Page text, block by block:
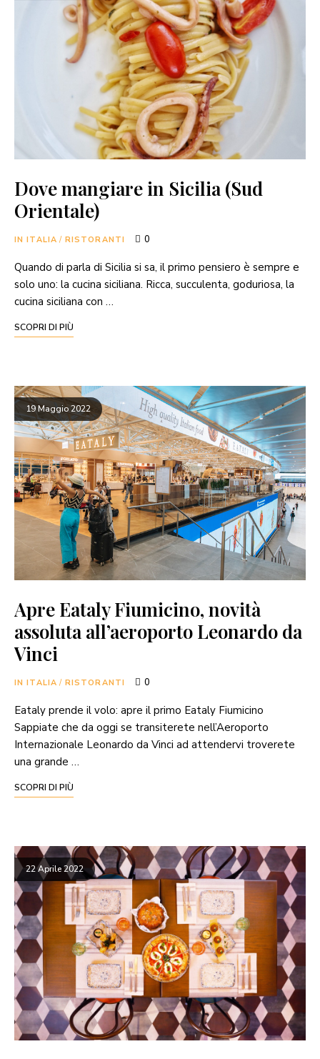
Dove mangiare in Sicilia (Sud
Orientale)
IN ITALIA / RISTORANTI 0
Quando di parla di Sicilia si sa, il primo pensiero è sempre e
solo uno: la cucina siciliana. Ricca, succulenta, goduriosa, la
cucina siciliana con …
SCOPRI DI PIÙ
19 Maggio 2022
Apre Eataly Fiumicino, novità
assoluta all’aeroporto Leonardo da
Vinci
IN ITALIA / RISTORANTI 0
Eataly prende il volo: apre il primo Eataly Fiumicino
Sappiate che da oggi se transiterete nell’Aeroporto
Internazionale Leonardo da Vinci ad attendervi troverete
una grande …
SCOPRI DI PIÙ
22 Aprile 2022